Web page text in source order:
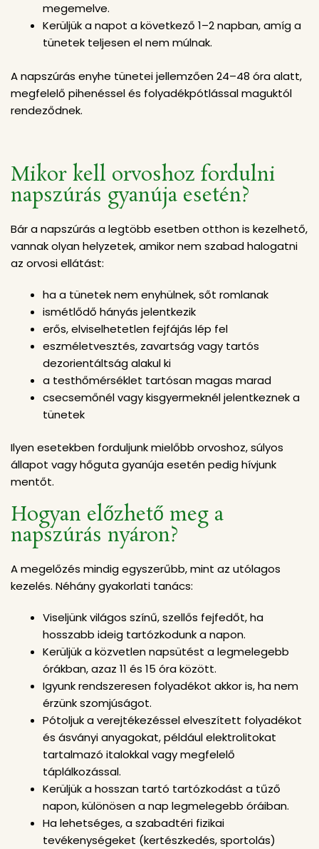
megemelve.
Kerüljük a napot a következő 1–2 napban, amíg a
tünetek teljesen el nem múlnak.
A napszúrás enyhe tünetei jellemzően 24–48 óra alatt,
megfelelő pihenéssel és folyadékpótlással maguktól
rendeződnek.
Mikor kell orvoshoz fordulni
napszúrás gyanúja esetén?
Bár a napszúrás a legtöbb esetben otthon is kezelhető,
vannak olyan helyzetek, amikor nem szabad halogatni
az orvosi ellátást:
ha a tünetek nem enyhülnek, sőt romlanak
ismétlődő hányás jelentkezik
erős, elviselhetetlen fejfájás lép fel
eszméletvesztés, zavartság vagy tartós
dezorientáltság alakul ki
a testhőmérséklet tartósan magas marad
csecsemőnél vagy kisgyermeknél jelentkeznek a
tünetek
Ilyen esetekben forduljunk mielőbb orvoshoz, súlyos
állapot vagy hőguta gyanúja esetén pedig hívjunk
mentőt.
Hogyan előzhető meg a
napszúrás nyáron?
A megelőzés mindig egyszerűbb, mint az utólagos
kezelés. Néhány gyakorlati tanács:
Viseljünk világos színű, szellős fejfedőt, ha
hosszabb ideig tartózkodunk a napon.
Kerüljük a közvetlen napsütést a legmelegebb
órákban, azaz 11 és 15 óra között.
Igyunk rendszeresen folyadékot akkor is, ha nem
érzünk szomjúságot.
Pótoljuk a verejtékezéssel elveszített folyadékot
és ásványi anyagokat, például elektrolitokat
tartalmazó italokkal vagy megfelelő
táplálkozással.
Kerüljük a hosszan tartó tartózkodást a tűző
napon, különösen a nap legmelegebb óráiban.
Ha lehetséges, a szabadtéri fizikai
tevékenységeket (kertészkedés, sportolás)